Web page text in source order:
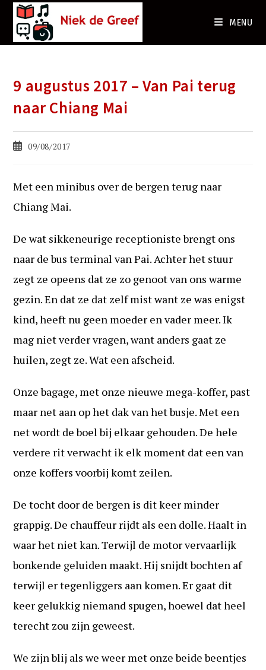
MENU
9 augustus 2017 – Van Pai terug
naar Chiang Mai
Bericht09/08/2017
Met een minibus over de bergen terug naar
Chiang Mai.
De wat sikkeneurige receptioniste brengt ons
naar de bus terminal van Pai. Achter het stuur
zegt ze opeens dat ze zo genoot van ons warme
gezin. En dat ze dat zelf mist want ze was enigst
kind, heeft nu geen moeder en vader meer. Ik
mag niet verder vragen, want anders gaat ze
huilen, zegt ze. Wat een afscheid.
Onze bagage, met onze nieuwe mega-koffer, past
maar net aan op het dak van het busje. Met een
net wordt de boel bij elkaar gehouden. De hele
verdere rit verwacht ik elk moment dat een van
onze koffers voorbij komt zeilen.
De tocht door de bergen is dit keer minder
grappig. De chauffeur rijdt als een dolle. Haalt in
waar het niet kan. Terwijl de motor vervaarlijk
bonkende geluiden maakt. Hij snijdt bochten af
terwijl er tegenliggers aan komen. Er gaat dit
keer gelukkig niemand spugen, hoewel dat heel
terecht zou zijn geweest.
We zijn blij als we weer met onze beide beentjes